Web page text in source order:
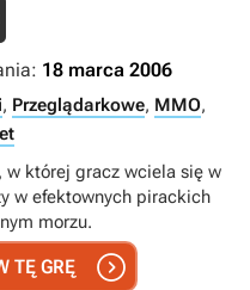
18 marca 2006
, Przeglądarkowe, MMO,
w której gracz wciela się w
w efektownych pirackich
morzu.
TĘ GRĘ 